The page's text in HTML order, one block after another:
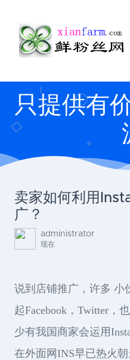
只提供有
卖家如何利用
广？
administrator
现在
说到店铺推广，许多 小
起Facebook，Twitter，
少有我国商家会运用
在外面网INS早已热火